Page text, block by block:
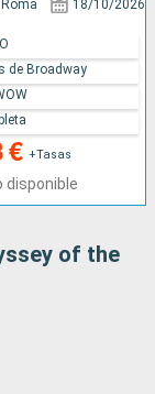
18/10/2026
€ +Tasas
disponible
de Broadway
of the